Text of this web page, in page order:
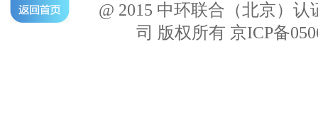
@ 2015 中环联合（北京）认
司 版权所有 京ICP备